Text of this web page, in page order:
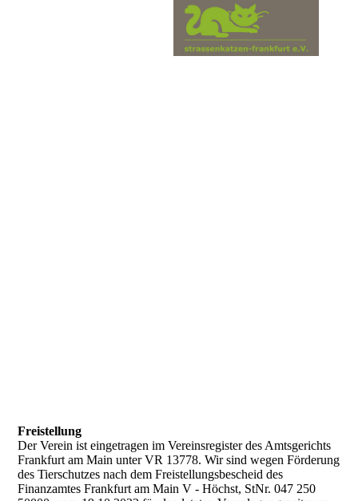
Freistellung
Der Verein ist eingetragen im Vereinsregister des Amtsgerichts
Frankfurt am Main unter VR 13778. Wir sind wegen Förderung
des Tierschutzes nach dem Freistellungsbescheid des
Finanzamtes Frankfurt am Main V - Höchst, StNr. 047 250